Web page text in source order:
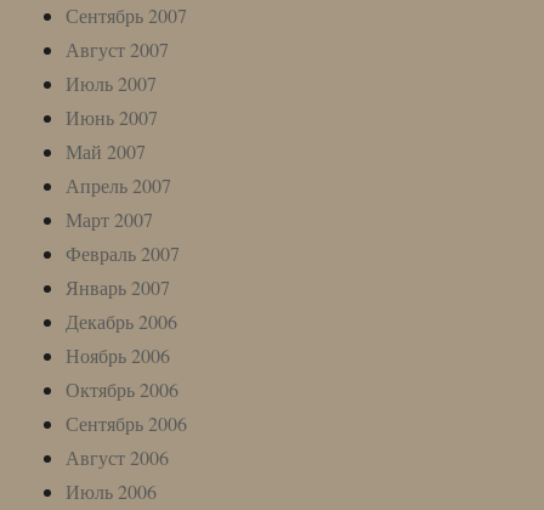
Сентябрь 2007
Август 2007
Июль 2007
Июнь 2007
Май 2007
Апрель 2007
Март 2007
Февраль 2007
Январь 2007
Декабрь 2006
Ноябрь 2006
Октябрь 2006
Сентябрь 2006
Август 2006
Июль 2006